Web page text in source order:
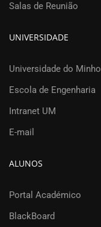
Salas de Reunião
UNIVERSIDADE
Universidade do Minho
Escola de Engenharia
Intranet UM
E-mail
ALUNOS
Portal Académico
BlackBoard